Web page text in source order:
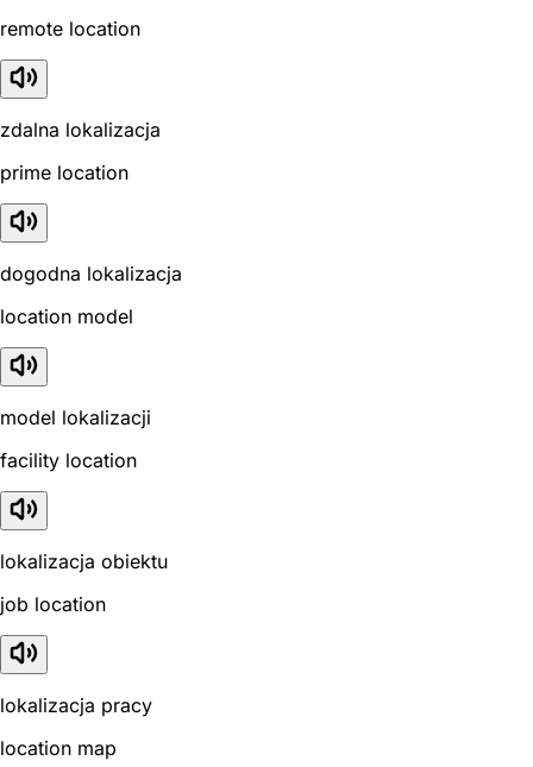
remote location
zdalna lokalizacja
prime location
dogodna lokalizacja
location model
model lokalizacji
facility location
lokalizacja obiektu
job location
lokalizacja pracy
location map